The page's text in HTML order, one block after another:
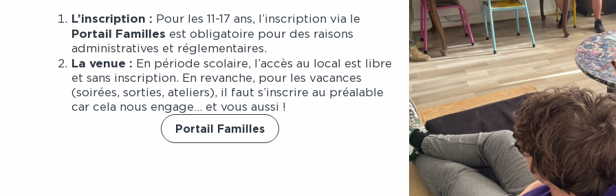
L’inscription : Pour les 11-17 ans, l’inscription via le
Portail Familles est obligatoire pour des raisons
administratives et réglementaires.
La venue : En période scolaire, l’accès au local est libre
et sans inscription. En revanche, pour les vacances
(soirées, sorties, ateliers), il faut s’inscrire au préalable
car cela nous engage… et vous aussi !
Portail Familles